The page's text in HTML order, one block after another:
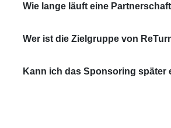
Wie lange läuft eine
Wer ist die Zielgruppe von
Kann ich das Sponsoring später